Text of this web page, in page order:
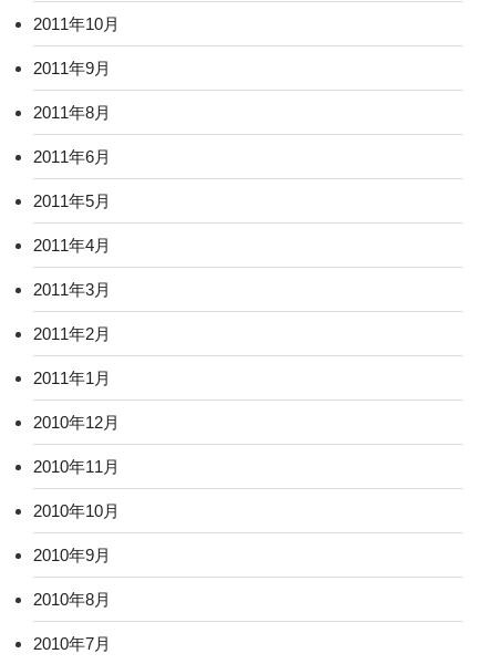
2011年10月
2011年9月
2011年8月
2011年6月
2011年5月
2011年4月
2011年3月
2011年2月
2011年1月
2010年12月
2010年11月
2010年10月
2010年9月
2010年8月
2010年7月